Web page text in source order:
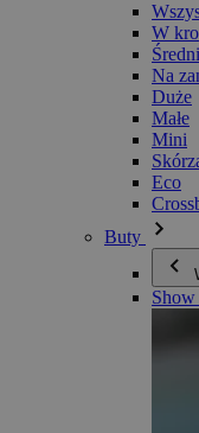
W
Na
Duże
Małe
Mini
Eco
Buty
Show